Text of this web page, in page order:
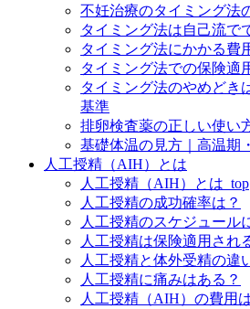
不妊治療のタイミング法
タイミング法は自己流で
タイミング法にかかる費
タイミング法での保険適
タイミング法のやめどき
基準
排卵検査薬の正しい使い
基礎体温の見方｜高温期
人工授精（AIH）とは
人工授精（AIH）とは_top
人工授精の成功確率は？
人工授精のスケジュール
人工授精は保険適用され
人工授精と体外受精の違
人工授精に痛みはある？
人工授精（AIH）の費用